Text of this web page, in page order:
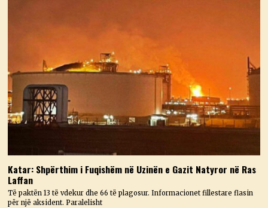
Katar: Shpërthim i Fuqishëm në Uzinën e Gazit Natyror në Ras
Laffan
Të paktën 13 të vdekur dhe 66 të plagosur. Informacionet fillestare flasin
për një aksident. Paralelisht